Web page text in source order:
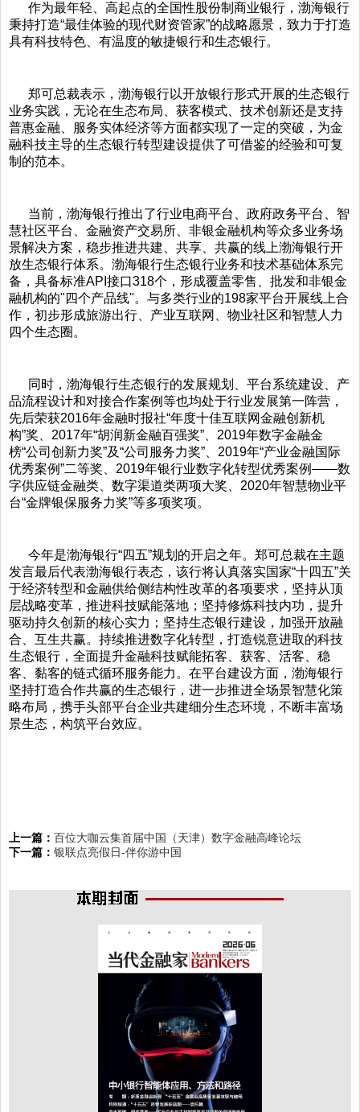
作为最年轻、高起点的全国性股份制商业银行，渤海银行
秉持打造“最佳体验的现代财资管家”的战略愿景，致力于打造
具有科技特色、有温度的敏捷银行和生态银行。
郑可总裁表示，渤海银行以开放银行形式开展的生态银行
业务实践，无论在生态布局、获客模式、技术创新还是支持
普惠金融、服务实体经济等方面都实现了一定的突破，为金
融科技主导的生态银行转型建设提供了可借鉴的经验和可复
制的范本。
当前，渤海银行推出了行业电商平台、政府政务平台、智
慧社区平台、金融资产交易所、非银金融机构等众多业务场
景解决方案，稳步推进共建、共享、共赢的线上渤海银行开
放生态银行体系。渤海银行生态银行业务和技术基础体系完
备，具备标准API接口318个，形成覆盖零售、批发和非银金
融机构的"四个产品线"。与多类行业的198家平台开展线上合
作，初步形成旅游出行、产业互联网、物业社区和智慧人力
四个生态圈。
同时，渤海银行生态银行的发展规划、平台系统建设、产
品流程设计和对接合作案例等也均处于行业发展第一阵营，
先后荣获2016年金融时报社“年度十佳互联网金融创新机
构”奖、2017年“胡润新金融百强奖”、2019年数字金融金
榜“公司创新力奖”及“公司服务力奖”、2019年“产业金融国际
优秀案例”二等奖、2019年银行业数字化转型优秀案例——数
字供应链金融类、数字渠道类两项大奖、2020年智慧物业平
台“金牌银保服务力奖”等多项奖项。
今年是渤海银行“四五”规划的开启之年。郑可总裁在主题
发言最后代表渤海银行表态，该行将认真落实国家“十四五”关
于经济转型和金融供给侧结构性改革的各项要求，坚持从顶
层战略变革，推进科技赋能落地；坚持修炼科技内功，提升
驱动持久创新的核心实力；坚持生态银行建设，加强开放融
合、互生共赢。持续推进数字化转型，打造锐意进取的科技
生态银行，全面提升金融科技赋能拓客、获客、活客、稳
客、黏客的链式循环服务能力。在平台建设方面，渤海银行
坚持打造合作共赢的生态银行，进一步推进全场景智慧化策
略布局，携手头部平台企业共建细分生态环境，不断丰富场
景生态，构筑平台效应。
上一篇： 百位大咖云集首届中国（天津）数字金融高峰论坛
下一篇： 银联点亮假日-伴你游中国